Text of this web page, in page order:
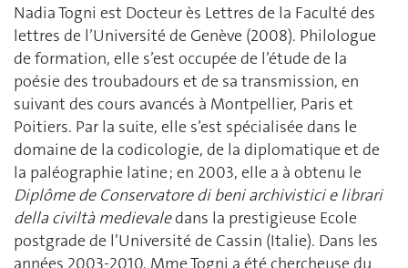
Nadia Togni est Docteur ès Lettres de la Faculté des
lettres de l’Université de Genève (2008). Philologue
de formation, elle s’est occupée de l’étude de la
poésie des troubadours et de sa transmission, en
suivant des cours avancés à Montpellier, Paris et
Poitiers. Par la suite, elle s’est spécialisée dans le
domaine de la codicologie, de la diplomatique et de
la paléographie latine ; en 2003, elle a à obtenu le
Diplôme de Conservatore di beni archivistici e librari
della civiltà medievaledans la prestigieuse Ecole
postgrade de l’Université de Cassin (Italie). Dans les
années 2003-2010, Mme Togni a été chercheuse du